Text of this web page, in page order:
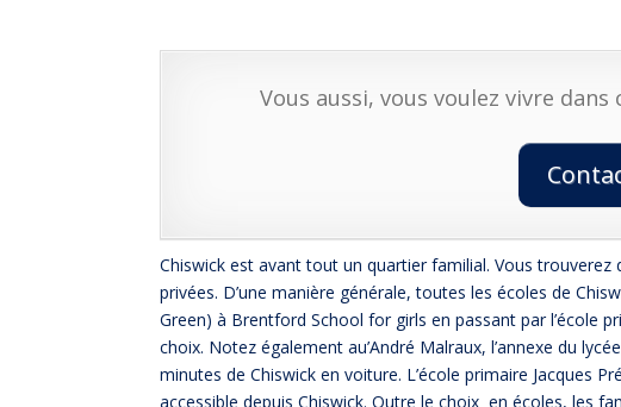
Vous aussi, vous voulez vivre
Chiswick est avant tout un quartier familial. Vous
privées. D’une manière générale, toutes les écoles de
Green) à Brentford School for girls en passant par l’école
choix. Notez également au’André Malraux, l’annexe du
minutes de Chiswick en voiture. L’école primaire Jacques
accessible depuis Chiswick. Outre le choix en écoles, les